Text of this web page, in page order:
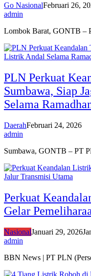
Go NasionalFebruari 26,
admin
Lombok Barat, GONTB –
PLN Perkuat
Sumbawa, Siap
Selama
DaerahFebruari 24, 2026
admin
Sumbawa, GONTB – PT
Perkuat
Gelar
NasionalJanuari 29, 2026
admin
BBN News | PT PLN